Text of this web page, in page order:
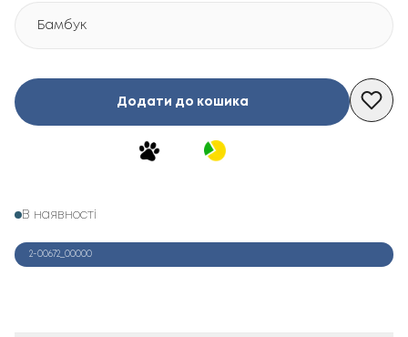
Бамбук
Додати до кошика
В наявності
2-00672_00000